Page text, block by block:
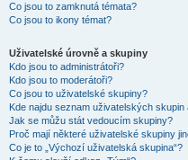
Co jsou to zamknutá témata?
Co jsou to ikony témat?
Uživatelské úrovně a skupiny
Kdo jsou to administrátoři?
Kdo jsou to moderátoři?
Co jsou to uživatelské skupiny?
Kde najdu seznam uživatelských
Jak se můžu stát vedoucím skupiny?
Proč mají některé uživatelské skupiny
Co je to „Výchozí uživatelská skupina“?